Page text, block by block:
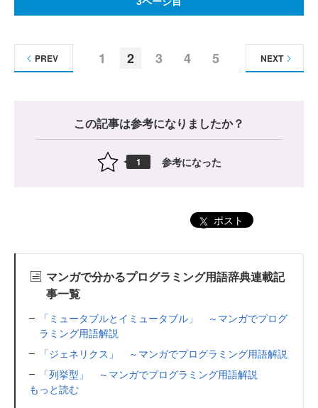
1 2 3 4 5
PREV NEXT
この記事は参考になりましたか？
1 参考になった
ポスト
マンガで分かるプログラミング用語辞典連載記
事一覧
「ミュータブルとイミュータブル」 ～マンガでプログ
ラミング用語解説
「ジェネリクス」 ～マンガでプログラミング用語解説
「列挙型」 ～マンガでプログラミング用語解説
もっと読む